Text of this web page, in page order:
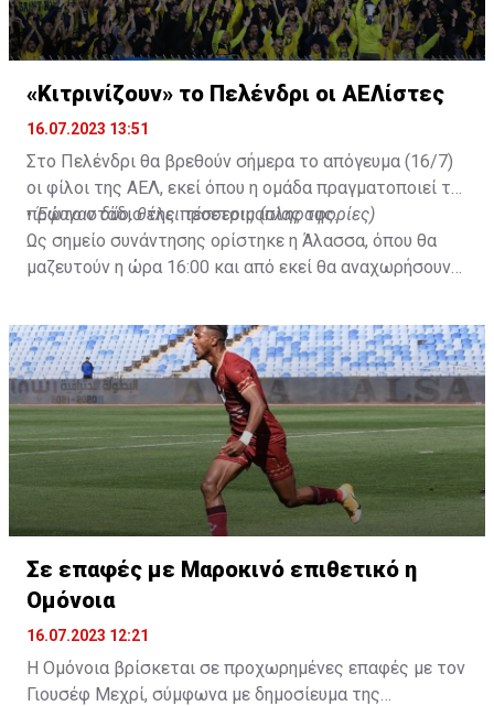
«Κιτρινίζουν» το Πελένδρι οι ΑΕΛίστες
16.07.2023 13:51
Στο Πελένδρι θα βρεθούν σήμερα το απόγευμα (16/7)
οι φίλοι της ΑΕΛ, εκεί όπου η ομάδα πραγματοποιεί το
πρώτο στάδιο της προετοιμασίας της.
•Έφυγαν δύο, θέλει τέσσερις (πληροφορίες)
Ως σημείο συνάντησης ορίστηκε η Άλασσα, όπου θα
μαζευτούν η ώρα 16:00 και από εκεί θα αναχωρήσουν
δώοσυν το παρών τους στην απογευματινή προπόνηση
της ομάδας.
Σε επαφές με Μαροκινό επιθετικό η
Ομόνοια
16.07.2023 12:21
Η Ομόνοια βρίσκεται σε προχωρημένες επαφές με τον
Γιουσέφ Μεχρί, σύμφωνα με δημοσίευμα της